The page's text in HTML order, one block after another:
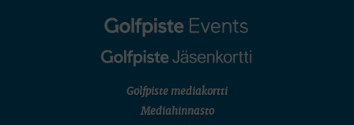
Golfpiste mediakortti
Mediahinnasto